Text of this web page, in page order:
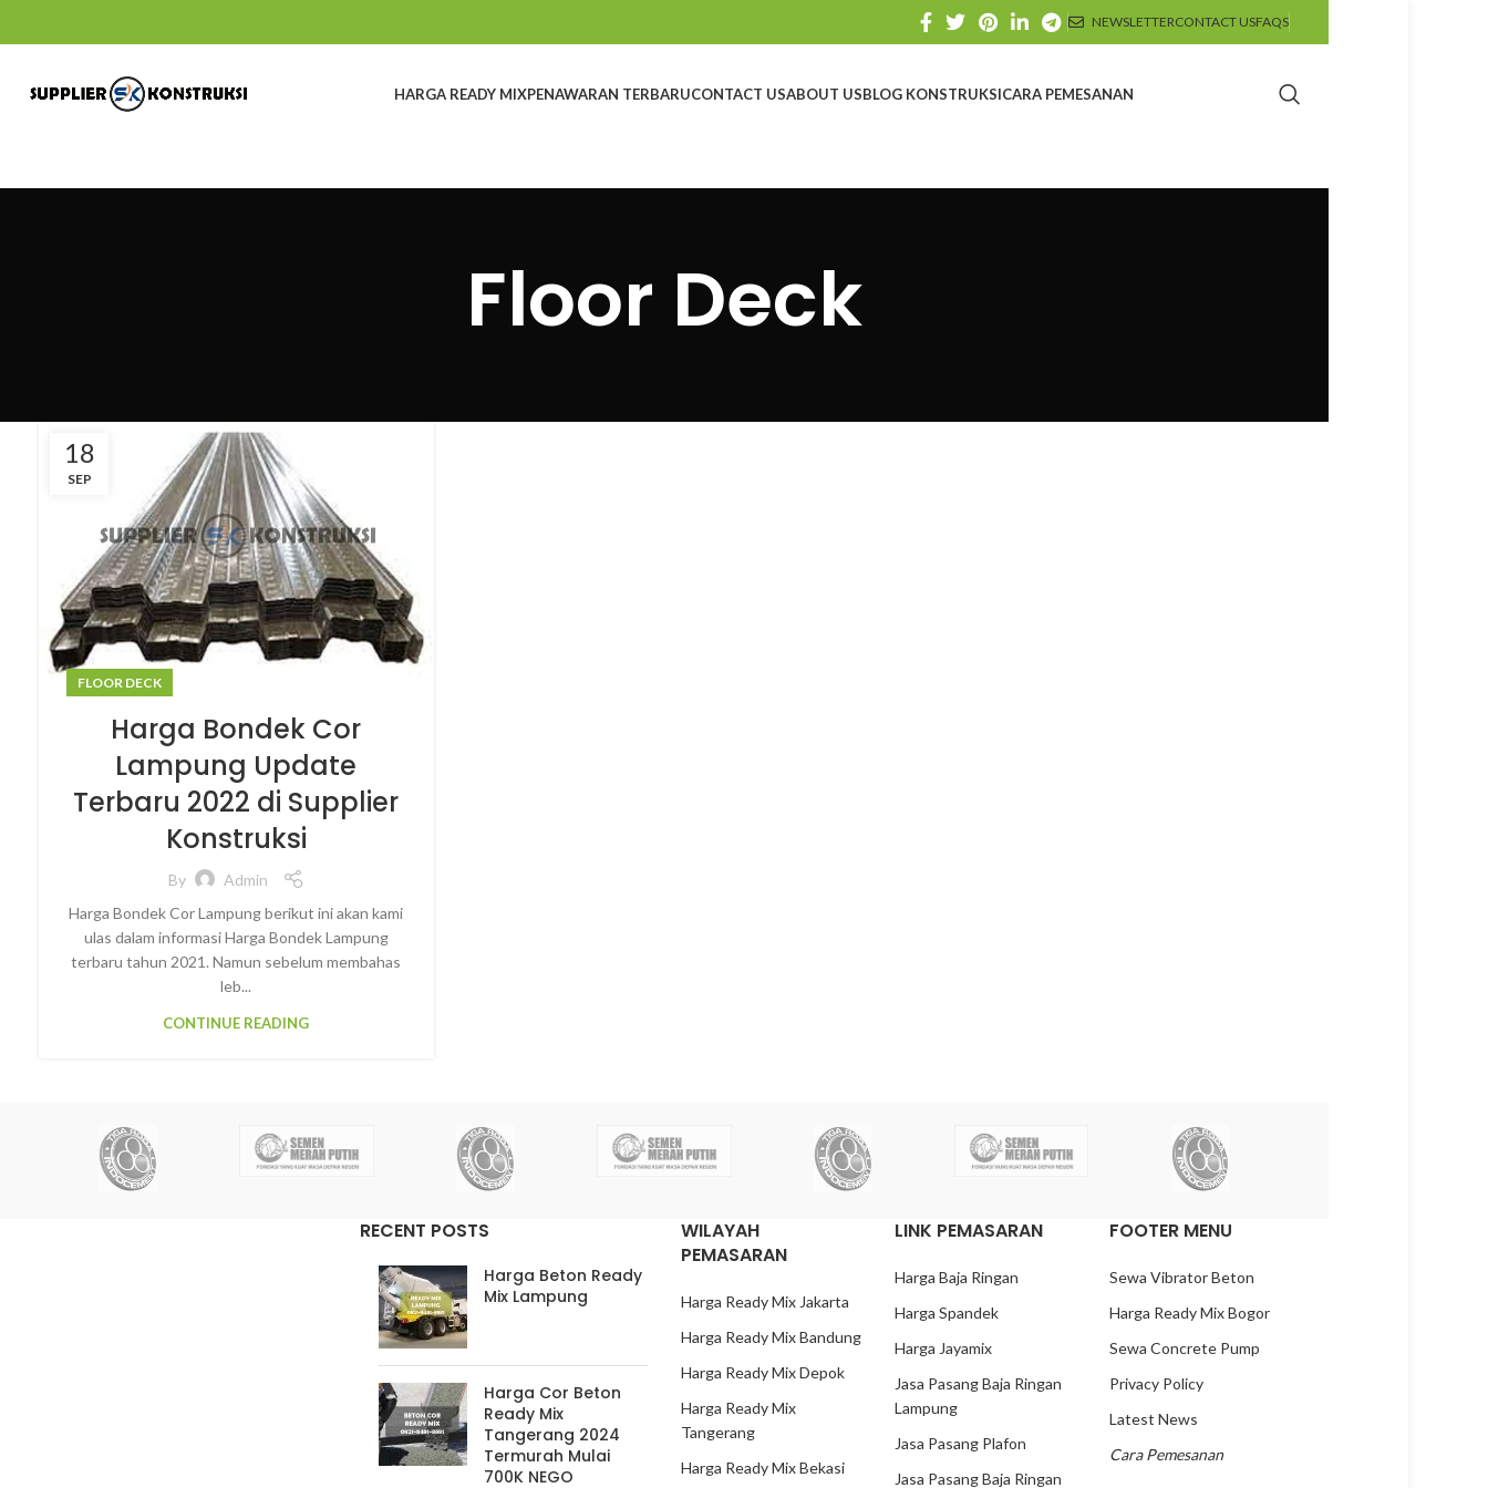
NEWSLETTERCONTACT USFAQS
HARGA READY MIXPENAWARAN TERBARUCONTACT USABOUT USBLOG KONSTRUKSICARA PEMESANAN
Floor Deck
18
SEP
FLOOR DECK
Harga Bondek Cor
Lampung Update
Terbaru 2022 di Supplier
Konstruksi
By
Admin
Harga Bondek Cor Lampung berikut ini akan kami
ulas dalam informasi Harga Bondek Lampung
terbaru tahun 2021. Namun sebelum membahas
leb...
CONTINUE READING
RECENT POSTS
Harga Beton Ready
Mix Lampung
Harga Cor Beton
Ready Mix
Tangerang 2024
Termurah Mulai
700K NEGO
WILAYAH
PEMASARAN
Harga Ready Mix Jakarta
Harga Ready Mix Bandung
Harga Ready Mix Depok
Harga Ready Mix
Tangerang
Harga Ready Mix Bekasi
LINK PEMASARAN
Harga Baja Ringan
Harga Spandek
Harga Jayamix
Jasa Pasang Baja Ringan
Lampung
Jasa Pasang Plafon
Jasa Pasang Baja Ringan
FOOTER MENU
Sewa Vibrator Beton
Harga Ready Mix Bogor
Sewa Concrete Pump
Privacy Policy
Latest News
Cara Pemesanan